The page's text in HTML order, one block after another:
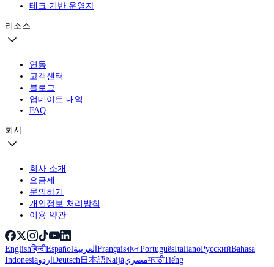
테크 기반 운영자
리소스
연동
고객센터
블로그
업데이트 내역
FAQ
회사
회사 소개
요금제
문의하기
개인정보 처리방침
이용 약관
Englishहिन्दीEspañolالعربيةFrançaisবাংলাPortuguêsItalianoРусскийBahasa
IndonesiaاردوDeutsch日本語NaijáمصريमराठीTiếng